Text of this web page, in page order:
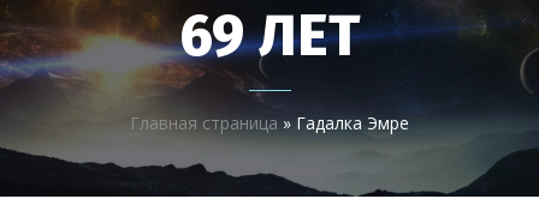
69 ЛЕТ
Главная страница » Гадалка Эмре